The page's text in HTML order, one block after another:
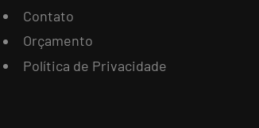
Contato
Orçamento
Política de Privacidade